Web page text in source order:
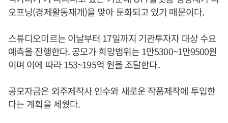
오프닝(경제활동재개)을 맞아 둔화되고 있기 때문이다.
스튜디오미르는 이날부터 17일까지 기관투자자 대상 수요
예측을 진행한다. 공모가 희망범위는 1만5300~1만9500원
이며 이에 따라 153~195억 원을 조달한다.
공모자금은 외주제작사 인수와 새로운 작품제작에 투입한
다는 계획을 세웠다.